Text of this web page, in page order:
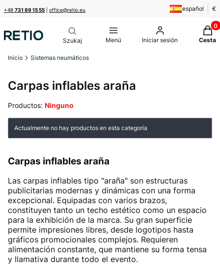
+48 731 89 15 55 office@retio.eu español €
Menú Iniciar sesión Cesta
Inicio Sistemas neumáticos
Carpas inflables araña
Productos: Ninguno
Lista de productos
Actualmente no hay productos en esta categoría
Carpas inflables araña
Las carpas inflables tipo "araña" son estructuras
publicitarias modernas y dinámicas con una forma
excepcional. Equipadas con varios brazos,
constituyen tanto un techo estético como un espacio
para la exhibición de la marca. Su gran superficie
permite impresiones libres, desde logotipos hasta
gráficos promocionales complejos. Requieren
alimentación constante, que mantiene su forma tensa
y llamativa durante todo el evento.